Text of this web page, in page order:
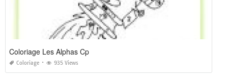
Coloriage Les Alphas Cp
Coloriage 935 Views